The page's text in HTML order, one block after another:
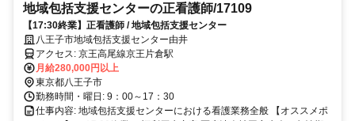
地域包括支援センターの正看護師/17109
【17:30終業】正看護師 / 地域包括支援センター
八王子市地域包括支援センター由井
アクセス: 京王高尾線京王片倉駅
月給280,000円以上
東京都八王子市
勤務時間・曜日: 9：00～17：30
仕事内容: 地域包括支援センターにおける看護業務全般 【オススメポ